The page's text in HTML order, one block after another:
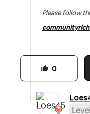
Please follow
0